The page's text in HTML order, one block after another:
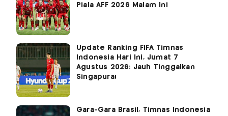
Piala AFF 2026 Malam Ini
Update Ranking FIFA Timnas
Indonesia Hari Ini, Jumat 7
Agustus 2026: Jauh Tinggalkan
Singapura!
Gara-Gara Brasil, Timnas Indonesia